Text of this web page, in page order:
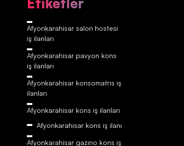
Afyonkarahisar‎‎‎‎ salon hostesi
iş ilanları
Afyonkarahisar‎‎‎‎ pavyon kons
iş ilanları
Afyonkarahisar‎‎‎‎ konsomatris iş
ilanları
Afyonkarahisar‎‎‎‎ kons iş ilanları
Afyonkarahisar‎‎‎‎ kons iş ilanı
Afyonkarahisar‎‎‎‎ gazino kons iş